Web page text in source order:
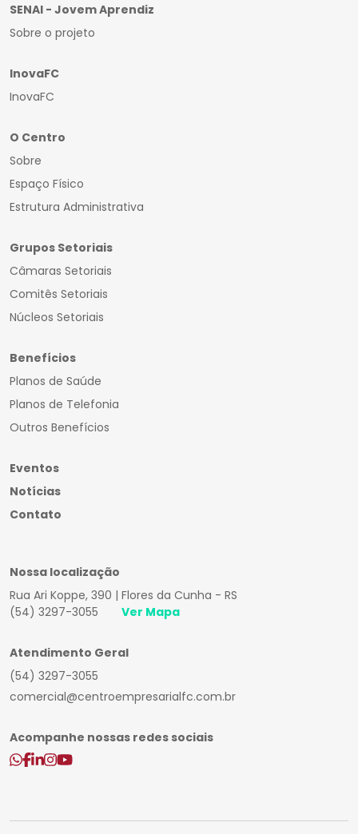
SENAI - Jovem Aprendiz
Sobre o projeto
InovaFC
InovaFC
O Centro
Sobre
Espaço Físico
Estrutura Administrativa
Grupos Setoriais
Câmaras Setoriais
Comitês Setoriais
Núcleos Setoriais
Benefícios
Planos de Saúde
Planos de Telefonia
Outros Benefícios
Eventos
Notícias
Contato
Nossa localização
Rua Ari Koppe, 390 | Flores da Cunha - RS
(54) 3297-3055
Ver Mapa
Atendimento Geral
(54) 3297-3055
comercial@centroempresarialfc.com.br
Acompanhe nossas redes sociais